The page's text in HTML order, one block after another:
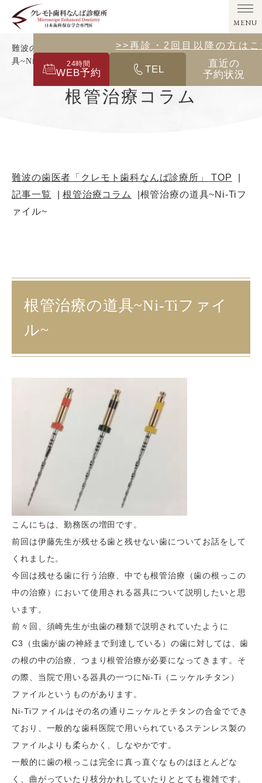
難波の歯医者「クレモト歯科なんば診療所」｜根管治療の道
具~Ni-Tiファイル~
根管治療コラム
難波の歯医者「クレモト歯科なんば診療所」 TOP
記事一覧
根管治療コラム
根管治療の道具~Ni-Tiフ
ァイル~
根管治療の道具~Ni-Tiファイ
ル~
こんにちは、勤務医の増田です。
前回は伊藤先生が残せる歯と残せない歯についてお話をして
くれました。
今回は残せる歯に行う治療、中でも根管治療（歯の根っこの
中の治療）において使用される器具について説明したいと思
います。
前々回、須崎先生が虫歯の種類で説明されていたように
C3（虫歯が歯の神経まで到達している）の歯に対しては、歯
の根の中の治療、つまり根管治療が必要になってきます。そ
の際、当院で用いる器具の一つにNi-Ti（ニッケルチタン）
ファイルというものがあります。
Ni-Tiファイルはその名の通りニッケルとチタンの合金ででき
ており、一般的な歯科医院で用いられているステンレス製の
ファイルよりも柔らかく、しなやかです。
一般的に歯の根っこは完全に真っ直ぐなものはほとんどな
く、曲がっていたり枝分かれしていたりととても複雑です。
MENU
WEB予約
24時間 TEL
直近の
予約状況
>>その他の診療メニューは
>>再診・2回目以降の方は